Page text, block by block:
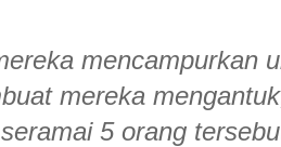
mencampurkan
mereka
5 orang